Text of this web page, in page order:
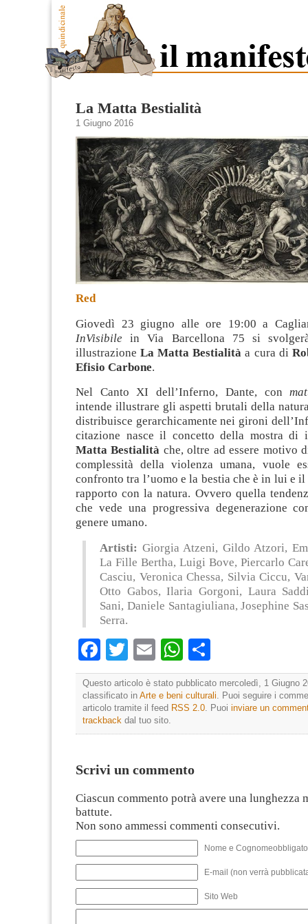
La Matta Bestialità
1 Giugno 2016
Red
Giovedì 23 giugno alle ore 19:00 a
InVisibilein Via Barcellona 75 si
illustrazioneLa Matta Bestialità a cura di
Efisio Carbone.
Nel Canto XI dell’Inferno, Dante, con
intende illustrare gli aspetti brutali della
distribuisce gerarchicamente nei gironi
citazione nasce il concetto della mostra di
Matta Bestialità che, oltre ad essere motivo
complessità della violenza umana, vuole
confronto tra l’uomo e la bestia che è in lui e
rapporto con la natura. Ovvero quella
che vede una progressiva degenerazione
genere umano.
Artisti: Giorgia Atzeni, Gildo Atzori,
La Fille Bertha, Luigi Bove, Piercarlo
Casciu, Veronica Chessa, Silvia Ciccu,
Otto Gabos, Ilaria Gorgoni, Laura
Sani, Daniele Santagiuliana, Josephine
Serra.
Facebook
TwitterEmailWhatsApp
Questo articolo è stato pubblicato mercoledì, 1 Giugno
classificato in Arte e beni culturali . Puoi seguire i
articolo tramite il feed RSS 2.0 . Puoi inviare un
trackback dal tuo sito.
Scrivi un commento
Ciascun commento potrà avere una lunghezza
battute.
Non sono ammessi commenti consecutivi.
Nome e
E-mail (non verrà
Sito Web